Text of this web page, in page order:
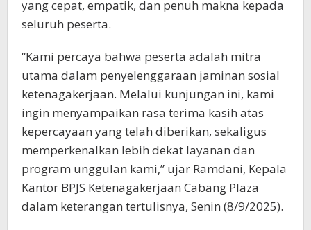
yang cepat, empatik, dan penuh makna kepada
seluruh peserta.
“Kami percaya bahwa peserta adalah mitra
utama dalam penyelenggaraan jaminan sosial
ketenagakerjaan. Melalui kunjungan ini, kami
ingin menyampaikan rasa terima kasih atas
kepercayaan yang telah diberikan, sekaligus
memperkenalkan lebih dekat layanan dan
program unggulan kami,” ujar Ramdani, Kepala
Kantor BPJS Ketenagakerjaan Cabang Plaza
dalam keterangan tertulisnya, Senin (8/9/2025).